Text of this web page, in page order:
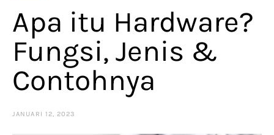
Apa itu Hardware?
Fungsi, Jenis &
Contohnya
JANUARI 12, 2023